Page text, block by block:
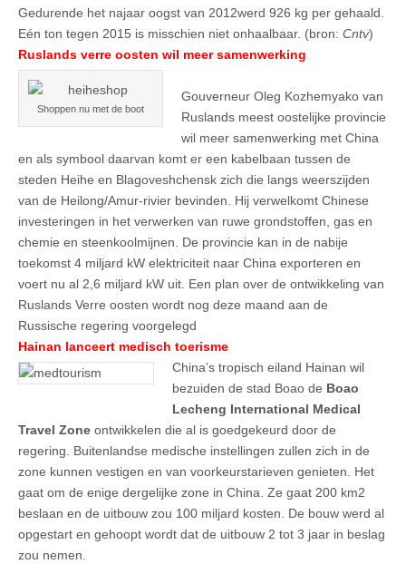
Gedurende het najaar oogst van 2012werd 926 kg per gehaald.
Eén ton tegen 2015 is misschien niet onhaalbaar. (bron: Cntv)
Ruslands verre oosten wil meer samenwerking
Shoppen nu met de boot
Gouverneur Oleg Kozhemyako van
Ruslands meest oostelijke provincie
wil meer samenwerking met China
en als symbool daarvan komt er een kabelbaan tussen de
steden Heihe en Blagoveshchensk zich die langs weerszijden
van de Heilong/Amur-rivier bevinden. Hij verwelkomt Chinese
investeringen in het verwerken van ruwe grondstoffen, gas en
chemie en steenkoolmijnen. De provincie kan in de nabije
toekomst 4 miljard kW elektriciteit naar China exporteren en
voert nu al 2,6 miljard kW uit. Een plan over de ontwikkeling van
Ruslands Verre oosten wordt nog deze maand aan de
Russische regering voorgelegd
Hainan lanceert medisch toerisme
China’s tropisch eiland Hainan wil
bezuiden de stad Boao de Boao
Lecheng International Medical
Travel Zone ontwikkelen die al is goedgekeurd door de
regering. Buitenlandse medische instellingen zullen zich in de
zone kunnen vestigen en van voorkeurstarieven genieten. Het
gaat om de enige dergelijke zone in China. Ze gaat 200 km2
beslaan en de uitbouw zou 100 miljard kosten. De bouw werd al
opgestart en gehoopt wordt dat de uitbouw 2 tot 3 jaar in beslag
zou nemen.